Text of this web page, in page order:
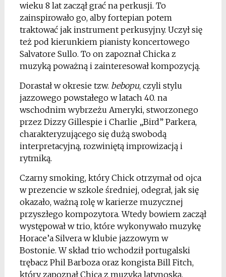
wieku 8 lat zaczął grać na perkusji. To
zainspirowało go, alby fortepian potem
traktować jak instrument perkusyjny. Uczył się
też pod kierunkiem pianisty koncertowego
Salvatore Sullo. To on zapoznał Chicka z
muzyką poważną i zainteresował kompozycją.
Dorastał w okresie tzw. bebopu, czyli stylu
jazzowego powstałego w latach 40. na
wschodnim wybrzeżu Ameryki, stworzonego
przez Dizzy Gillespie i Charlie „Bird” Parkera,
charakteryzującego się dużą swobodą
interpretacyjną, rozwiniętą improwizacją i
rytmiką.
Czarny smoking, który Chick otrzymał od ojca
w prezencie w szkole średniej, odegrał, jak się
okazało, ważną rolę w karierze muzycznej
przyszłego kompozytora. Wtedy bowiem zaczął
występował w trio, które wykonywało muzykę
Horace’a Silvera w klubie jazzowym w
Bostonie. W skład trio wchodził portugalski
trębacz Phil Barboza oraz kongista Bill Fitch,
który zapoznał Chica z muzyką latynoską.